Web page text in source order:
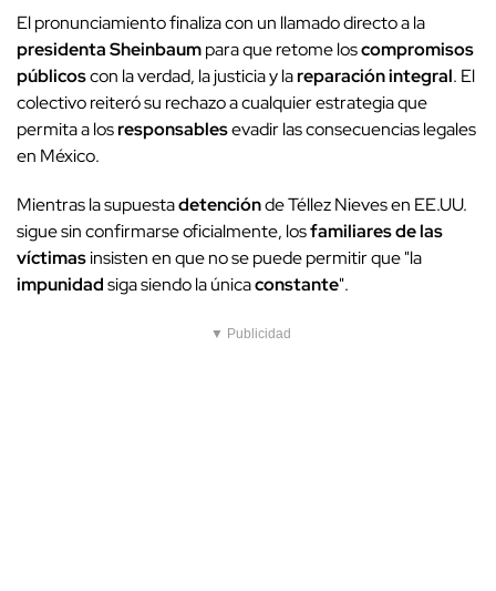
El pronunciamiento finaliza con un llamado directo a la
presidenta Sheinbaumpara que retome loscompromisos
públicoscon la verdad, la justicia y lareparación integral. El
colectivo reiteró su rechazo a cualquier estrategia que
permita a losresponsablesevadir las consecuencias legales
en México.
Mientras la supuestadetenciónde Téllez Nieves en EE.UU.
sigue sin confirmarse oficialmente, losfamiliares de las
víctimasinsisten en que no se puede permitir que "la
impunidadsiga siendo la únicaconstante".
▼ Publicidad